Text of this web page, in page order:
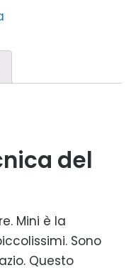
del
Mini è la
Sono
Questo